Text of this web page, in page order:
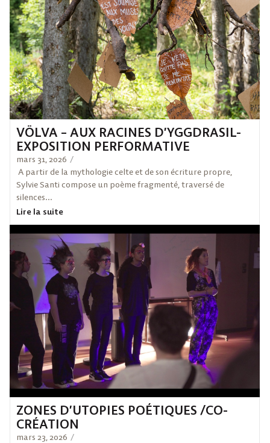
VÖLVA – AUX RACINES D’YGGDRASIL-
EXPOSITION PERFORMATIVE
mars 31, 2026 /
A partir de la mythologie celte et de son écriture propre,
Sylvie Santi compose un poème fragmenté, traversé de
silences...
Lire la suite
ZONES D’UTOPIES POÉTIQUES /CO-
CRÉATION
mars 23, 2026 /